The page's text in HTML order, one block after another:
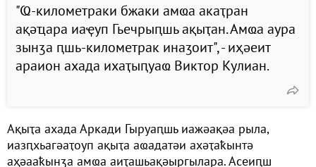
"Ҩ-километраки бжаки амҩа акаҭран
ақәҵара иаҿуп Гьечрыԥшь ақыҭан. Амҩа аура
зынӡа ԥшь-километрак инаӡоит", - иҳәеит
араион ахада ихаҭыԥуаҩ Виктор Кулиан.
Ақыҭа ахада Аркади Гыруаԥшь иажәақәа рыла,
иазԥхьагәаҭоуп ақыҭа аҩадатәи ахәҭаҟынтә
аҳәааҟынӡа амҩа аиҭашьақәыргылара. Асеиԥш